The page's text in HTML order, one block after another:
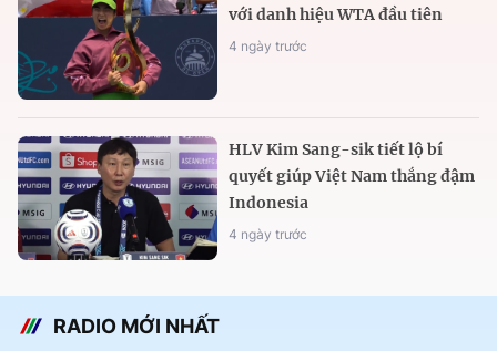
với danh hiệu WTA đầu tiên
4 ngày trước
HLV Kim Sang-sik tiết lộ bí
quyết giúp Việt Nam thắng đậm
Indonesia
4 ngày trước
RADIO MỚI NHẤT